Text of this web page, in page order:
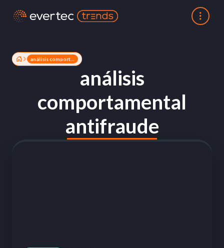
análisis
comportamental
antifraude